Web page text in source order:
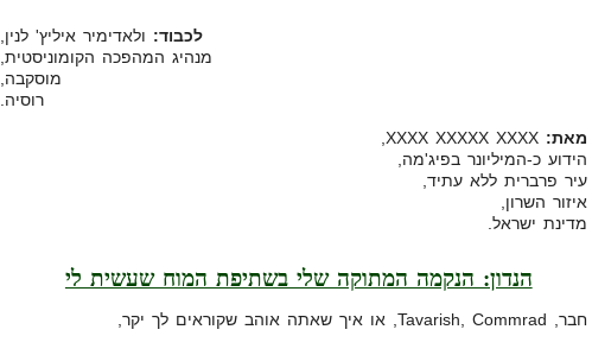
לכבוד: ולאדימיר איליץ' לנין,
מנהיג המהפכה הקומוניסטית,
מוסקבה,
רוסיה.
מאת: XXXX XXXXX XXXX,
הידוע כ-המיליונר בפיג'מה,
עיר פרברית ללא עתיד,
איזור השרון,
מדינת ישראל.
הנדון: הנקמה המתוקה שלי בשתיפת המוח שעשית לי
חבר, Tavarish, Commrad, או איך שאתה אוהב שקוראים לך יקר,